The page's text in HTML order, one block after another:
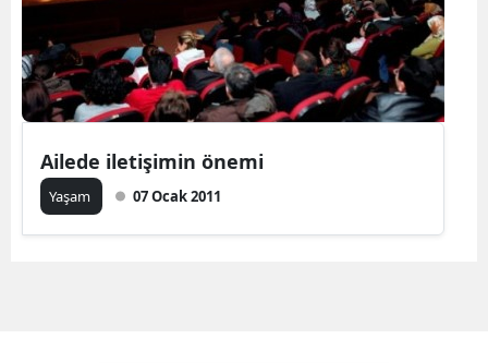
Ailede iletişimin önemi
Yaşam 07 Ocak 2011